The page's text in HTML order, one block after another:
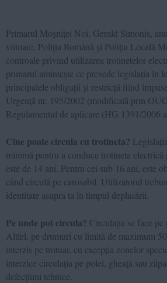
Primarul Moșniței Noi, Gerald Simonis,
viitoare, Poliția Română și Poliția Locală
controale privind utilizarea trotinetelor
primarul amintește ce prevede legislația în
principalele obligații și restricții fiind
Urgență nr. 195/2002 (modificată prin
Regulamentul de aplicare (HG 1391/2006
Cine poate circula cu trotineta?
minimă pentru a conduce trotineta
este de 14 ani. Pentru cei sub 16 ani, este
când circulă pe carosabil. Utilizatorul
identitate asupra ta în timpul deplasării.
Pe unde pot circula? Circulația se face pe
Altfel, pe drumuri cu limită de maximum
interzis pe trotuar, cu excepția zonelor
interzice circulația pe polei, gheață sau
defecțiuni tehnice.